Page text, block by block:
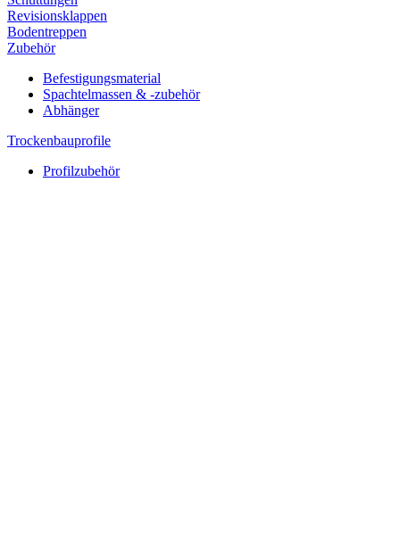
Revisionsklappen
Bodentreppen
Zubehör
Befestigungsmaterial
Spachtelmassen & -zubehör
Abhänger
Trockenbauprofile
Profilzubehör